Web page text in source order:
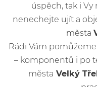
úspěch, tak i
nenechejte ujít a
města
Rádi Vám
– komponentů i po
města Velký